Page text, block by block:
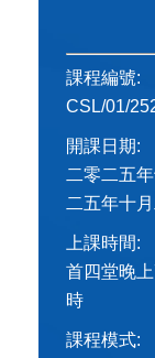
課程編號:
CSL/01/
開課日期:
二零二五
二五年十
上課時間:
首四堂晚
時
課程模式: